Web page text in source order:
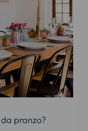
pranzo?